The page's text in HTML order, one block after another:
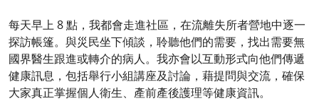
每天早上 8 點，我都會走進社區，在流離失所者營地中逐一
探訪帳篷。與災民坐下傾談，聆聽他們的需要，找出需要無
國界醫生跟進或轉介的病人。我亦會以互動形式向他們傳遞
健康訊息，包括舉行小組講座及討論，藉提問與交流，確保
大家真正掌握個人衛生、產前產後護理等健康資訊。